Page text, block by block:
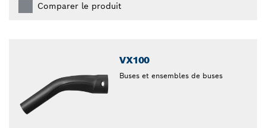
Comparer le produit
VX100
Buses et ensembles de buses